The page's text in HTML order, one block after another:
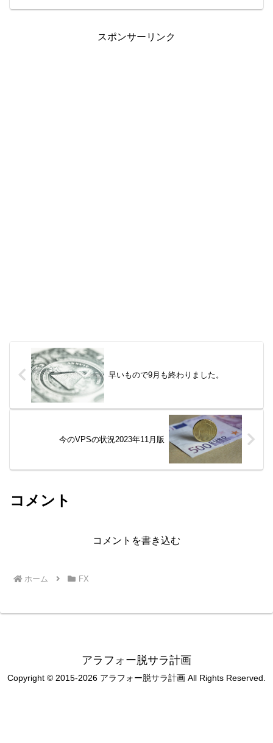
スポンサーリンク
早いもので9月も終わりました。
今のVPSの状況2023年11月版
コメント
コメントを書き込む
ホーム FX
アラフォー脱サラ計画
Copyright © 2015-2026 アラフォー脱サラ計画 All Rights Reserved.